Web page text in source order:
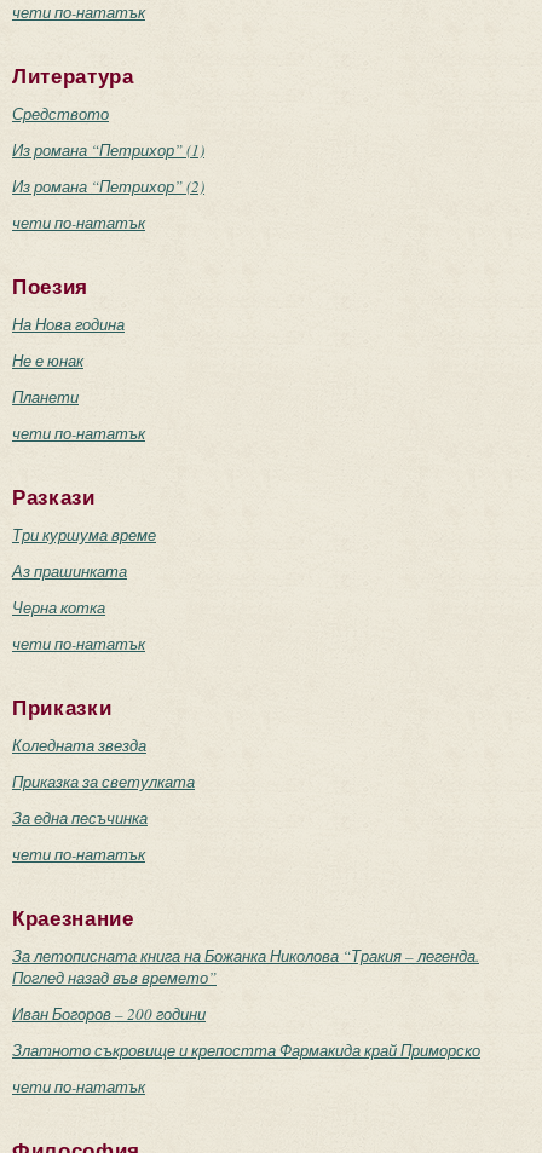
чети по-нататък
Литература
Средството
Из романа “Петрихор” (1)
Из романа “Петрихор” (2)
чети по-нататък
Поезия
На Нова година
Не е юнак
Планети
чети по-нататък
Разкази
Три куршума време
Аз прашинката
Черна котка
чети по-нататък
Приказки
Коледната звезда
Приказка за светулката
За една песъчинка
чети по-нататък
Краезнание
За летописната книга на Божанка Николова “Тракия – легенда.
Поглед назад във времето”
Иван Богоров – 200 години
Златното съкровище и крепостта Фармакида край Приморско
чети по-нататък